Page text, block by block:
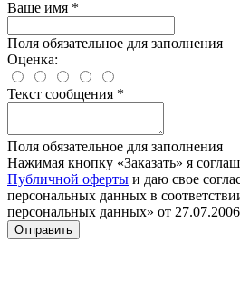
Ваше имя *
Поля обязательное для заполнения
Оценка:
Текст сообщения *
Поля обязательное для заполнения
Нажимая кнопку «Заказать» я
Публичной оферты и даю свое
персональных данных в
персональных данных» от 27.07.2006
Отправить